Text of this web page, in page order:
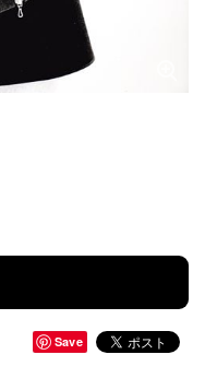
Save